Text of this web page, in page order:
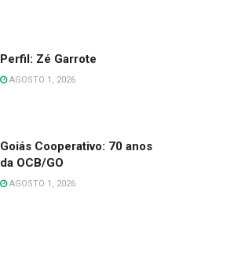
Perfil: Zé Garrote
AGOSTO 1, 2026
Goiás Cooperativo: 70 anos
da OCB/GO
AGOSTO 1, 2026